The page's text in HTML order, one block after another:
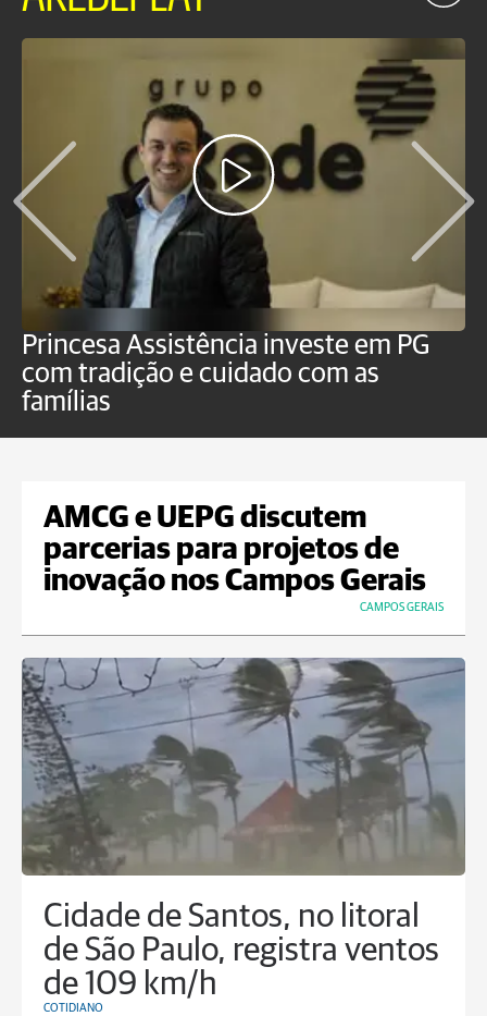
Princesa Assistência investe em PG
com tradição e cuidado com as
famílias
AMCG e UEPG discutem
parcerias para projetos de
inovação nos Campos Gerais
CAMPOS GERAIS
Cidade de Santos, no litoral
de São Paulo, registra ventos
de 109 km/h
COTIDIANO